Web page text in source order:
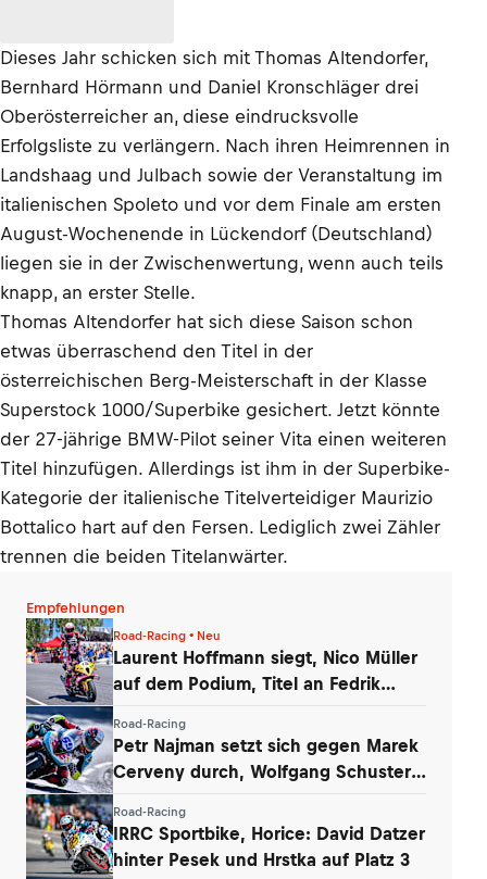
Dieses Jahr schicken sich mit Thomas Altendorfer,
Bernhard Hörmann und Daniel Kronschläger drei
Oberösterreicher an, diese eindrucksvolle
Erfolgsliste zu verlängern. Nach ihren Heimrennen in
Landshaag und Julbach sowie der Veranstaltung im
italienischen Spoleto und vor dem Finale am ersten
August-Wochenende in Lückendorf (Deutschland)
liegen sie in der Zwischenwertung, wenn auch teils
knapp, an erster Stelle.
Thomas Altendorfer hat sich diese Saison schon
etwas überraschend den Titel in der
österreichischen Berg-Meisterschaft in der Klasse
Superstock 1000/Superbike gesichert. Jetzt könnte
der 27-jährige BMW-Pilot seiner Vita einen weiteren
Titel hinzufügen. Allerdings ist ihm in der Superbike-
Kategorie der italienische Titelverteidiger Maurizio
Bottalico hart auf den Fersen. Lediglich zwei Zähler
trennen die beiden Titelanwärter.
Empfehlungen
Road-Racing • Neu
Laurent Hoffmann siegt, Nico Müller
auf dem Podium, Titel an Fedrik
Road-Racing
Petr Najman setzt sich gegen Marek
Cerveny durch, Wolfgang Schuster
Road-Racing
IRRC Sportbike, Horice: David Datzer
hinter Pesek und Hrstka auf Platz 3